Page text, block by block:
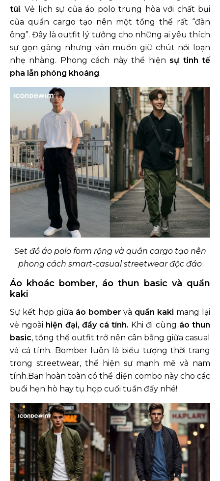
túi. Vẻ lịch sự của áo polo trung hòa với chất bụi
của quần cargo tạo nên một tổng thể rất “đàn
ông”. Đây là outfit lý tưởng cho những ai yêu thích
sự gọn gàng nhưng vẫn muốn giữ chút nổi loạn
nhẹ nhàng. Phong cách này thể hiện sự tinh tế
pha lẫn phóng khoáng.
Set đồ áo polo form rộng và quần cargo tạo nên
phong cách smart-casual streetwear độc đáo
Áo khoác bomber, áo thun basic và quần
kaki
Sự kết hợp giữa áo bomber và quần kaki mang lại
vẻ ngoài hiện đại, đầy cá tính. Khi đi cùng áo thun
basic, tổng thể outfit trở nên cân bằng giữa casual
và cá tính. Bomber luôn là biểu tượng thời trang
trong streetwear, thể hiện sự mạnh mẽ và nam
tính.Bạn hoàn toàn có thể diện combo này cho các
buổi hẹn hò hay tụ họp cuối tuần đấy nhé!